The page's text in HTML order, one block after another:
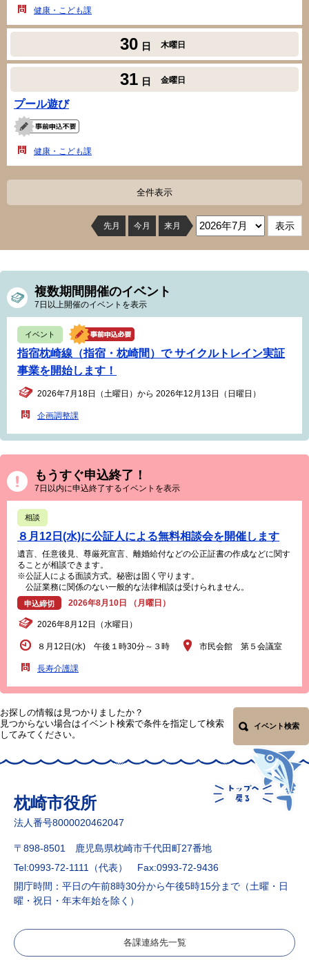
健康・こども課
30 日 木曜日
31 日 金曜日
プール遊び
健康・こども課
全件表示
先月 今月 来月
複数期間開催のイベント
7日以上開催のイベントを表示
イベント
指宿枕崎線（指宿・枕崎間）で サイクルトレイン実証
事業を開始します！
2026年7月18日（土曜日）から 2026年12月13日（日曜日）
企画調整課
もうすぐ申込終了！
7日以内に申込終了するイベントを表示
相談
８月12日(水)に公証人による無料相談会を開催します
遺言、任意後見、尊厳死宣言、離婚給付などの公正証書の作成などに関す
ることが相談できます。
※公証人による面談方式。秘密は固く守ります。
公証業務に関係のない一般的な法律相談は受けられません。
申込締切 2026年8月10日 （月曜日）
2026年8月12日（水曜日）
８月12日(水) 午後１時30分～３時 市民会館 第５会議室
長寿介護課
お探しの情報は見つかりましたか？
見つからない場合はイベント検索で条件を指定して検索
してみてください。
イベント検索
枕崎市役所
法人番号8000020462047
〒898-8501 鹿児島県枕崎市千代田町27番地
Tel:0993-72-1111（代表）
Fax:0993-72-9436
開庁時間：平日の午前8時30分から午後5時15分まで（土曜・日
曜・祝日・年末年始を除く）
各課連絡先一覧